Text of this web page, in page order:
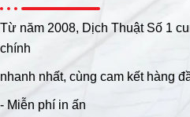
Từ năm 2008, Dịch Thuật Số 1
chính
nhanh nhất, cùng cam kết hàng
- Miễn phí in ấn